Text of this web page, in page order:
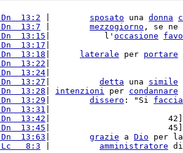
Dn  13:2 sposato una donna
Dn  13:7 mezzogiorno , se ne
Dn  13:15 |           l' occasione
Dn  13:17
Dn  13:18 laterale per portare
Dn  13:22
Dn  13:24
Dn  13:27 detta una simile
Dn  13:28 intenzioni per condannare
Dn  13:29 dissero : "Si faccia
Dn  13:31
Dn  13:42 |                        42]
Dn  13:45 |                        45]
Dn  13:63 grazie a Dio per
Lc   8:3 amministratore